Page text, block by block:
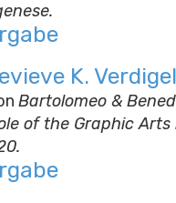
K. Verdigel
Bartolomeo &
of the Graphic Arts